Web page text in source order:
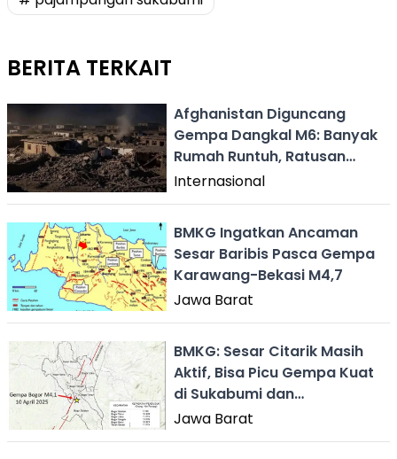
BERITA TERKAIT
Afghanistan Diguncang
Gempa Dangkal M6: Banyak
Rumah Runtuh, Ratusan
Orang Tewas
Internasional
BMKG Ingatkan Ancaman
Sesar Baribis Pasca Gempa
Karawang-Bekasi M4,7
Jawa Barat
BMKG: Sesar Citarik Masih
Aktif, Bisa Picu Gempa Kuat
di Sukabumi dan
Jabodetabek
Jawa Barat